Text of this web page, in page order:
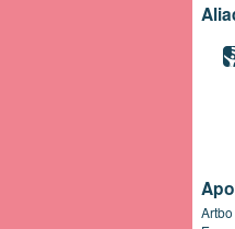
Artbo